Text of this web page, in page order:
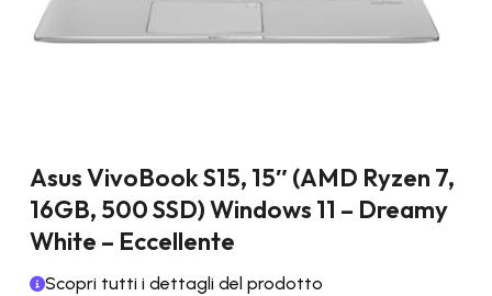
Asus VivoBook S15, 15″ (AMD Ryzen 7,
16GB, 500 SSD) Windows 11 – Dreamy
White – Eccellente
Scopri tutti i dettagli del prodotto